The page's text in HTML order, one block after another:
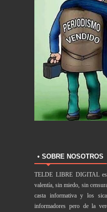
• SOBRE NOSOTROS
TELDE LIBRE DIGITAL
valentía, sin miedo, sin
casta informativa y los
informadores pero de la